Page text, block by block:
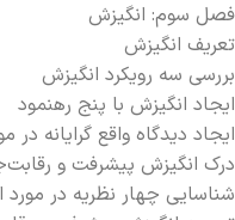
فصل سوم: انگیزش
تعریف انگیزش
بررسی سه رویکرد انگیزش
ایجاد انگیزش با پنج رهنمود
ایجاد دیدگاه واقع گرایانه در
درک انگیزش پیشرفت و
شناسایی چهار نظریه در